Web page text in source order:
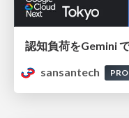
sansantech
PRO